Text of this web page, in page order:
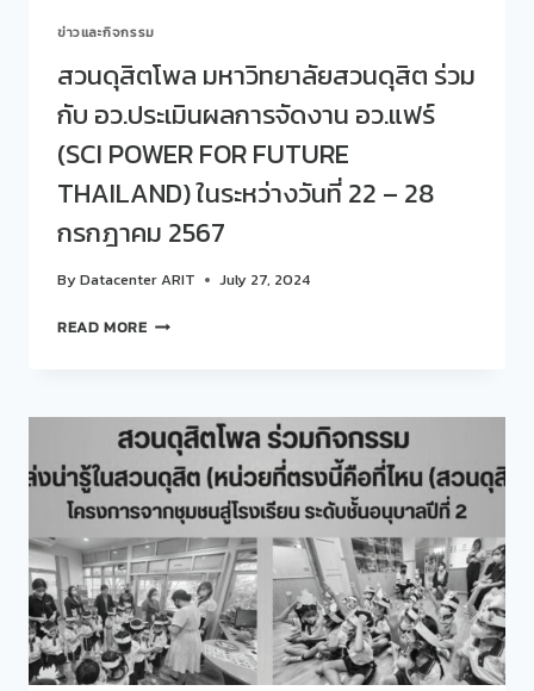
ระดับ
หน่วย
งาน
อิสระ
ข่าวและกิจกรรม
สวนดุสิตโพล มหาวิทยาลัยสวนดุสิต ร่วม
กับ อว.ประเมินผลการจัดงาน อว.แฟร์
(SCI POWER FOR FUTURE
THAILAND) ในระหว่างวันที่ 22 – 28
กรกฎาคม 2567
ByDatacenter ARIT July 27, 2024
READ MOREสวน
มหาวิทยาลัย
สวนดุสิต
ร่วม
กับ
อว.ประเมิน
ผล
การ
จัด
งาน
อว.แฟร์
(SCI
POWER